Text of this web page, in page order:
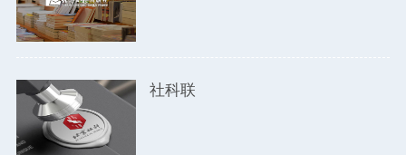
社科联